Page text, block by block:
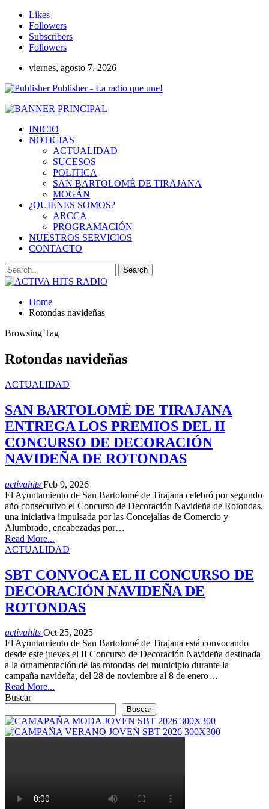
Likes
Followers
Subscribers
Followers
viernes, agosto 7, 2026
Publisher - La radio que une!
INICIO
NOTICIAS
ACTUALIDAD
SUCESOS
POLITICA
SAN BARTOLOMÉ DE TIRAJANA
MOGÁN
¿QUIÉNES SOMOS?
ARCCA
PROGRAMACIÓN
NUESTROS SERVICIOS
CONTACTO
Home
Rotondas navideñas
Browsing Tag
Rotondas navideñas
ACTUALIDAD
SAN BARTOLOMÉ DE TIRAJANA
ENTREGA LOS PREMIOS DEL II
CONCURSO DE DECORACIÓN
NAVIDEÑA DE ROTONDAS
activahits Feb 9, 2026
El Ayuntamiento de San Bartolomé de Tirajana celebró por segundo
año consecutivo el Concurso de Decoración Navideña de Rotondas,
una iniciativa impulsada por las Concejalías de Comercio y
Alumbrado, encabezadas por…
Read More...
ACTUALIDAD
SBT CONVOCA EL II CONCURSO DE
DECORACIÓN NAVIDEÑA DE
ROTONDAS
activahits Oct 25, 2025
El Ayuntamiento de San Bartolomé de Tirajana está convocando
desde este jueves el II Concurso de Decoración Navideña destinada
a la ornamentación de las rotondas del municipio durante la
campaña navideña, del 28 de noviembre al 8 de enero…
Read More...
Buscar
Buscar